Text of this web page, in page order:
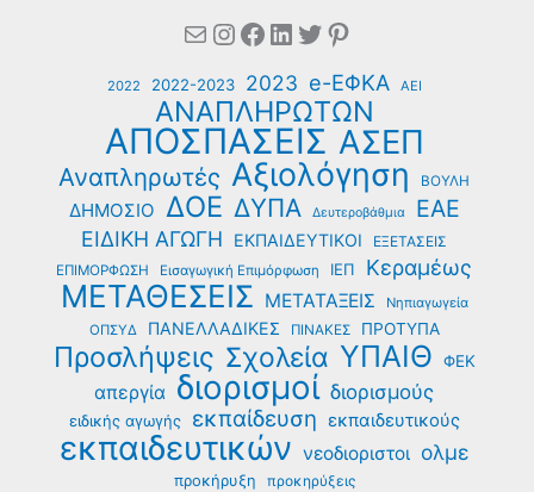
MailInstagram
Facebook
Linkedin
Twitter
Pinterest
2022 2022-2023 2023 e-ΕΦΚΑ ΑΕΙ
ΑΝΑΠΛΗΡΩΤΩΝ
ΑΠΟΣΠΑΣΕΙΣ ΑΣΕΠ
Αναπληρωτές Αξιολόγηση ΒΟΥΛΗ
ΔΗΜΟΣΙΟ ΔΟΕ ΔΥΠΑ Δευτεροβάθμια ΕΑΕ
ΕΙΔΙΚΗ ΑΓΩΓΗ ΕΚΠΑΙΔΕΥΤΙΚΟΙ ΕΞΕΤΑΣΕΙΣ
ΕΠΙΜΟΡΦΩΣΗ Εισαγωγική Επιμόρφωση ΙΕΠ Κεραμέως
ΜΕΤΑΘΕΣΕΙΣ ΜΕΤΑΤΑΞΕΙΣ
Νηπιαγωγεία
ΟΠΣΥΔ
ΠΑΝΕΛΛΑΔΙΚΕΣ ΠΙΝΑΚΕΣ ΠΡΟΤΥΠΑ
Προσλήψεις Σχολεία ΥΠΑΙΘ ΦΕΚ
απεργία διορισμοί διορισμούς
ειδικής αγωγής εκπαίδευση εκπαιδευτικούς
εκπαιδευτικών νεοδιοριστοι ολμε
προκήρυξη προκηρύξεις